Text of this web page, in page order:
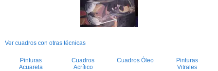
Ver cuadros con otras técnicas
Pinturas
Acuarela
Cuadros
Acrílico
Cuadros Óleo
Pinturas
Vitrales